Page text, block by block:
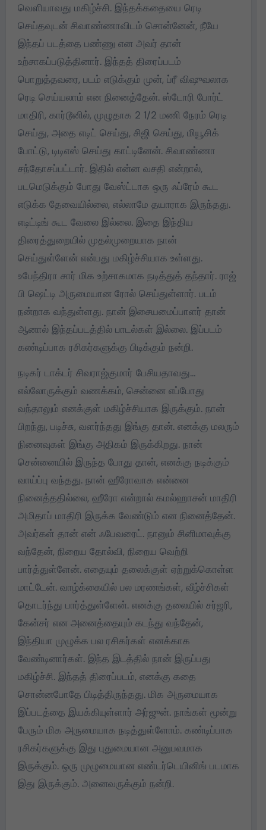
வெளியாவது மகிழ்ச்சி. இந்தக்கதையை ரெடி
செய்தவுடன் சிவாண்ணாவிடம் சொன்னேன், நீயே
இந்தப் படத்தை பண்ணு என அவர் தான்
உற்சாகப்படுத்தினார். இந்தத் திரைப்படம்
பொறுத்தவரை, படம் எடுக்கும் முன், ப்ரீ விஷுவலாக
ரெடி செய்யலாம் என நினைத்தேன். ஸ்டோரி போர்ட்
மாதிரி, கார்டூனில், முழுதாக 2 1/2 மணி நேரம் ரெடி
செய்து, அதை எடிட் செய்து, சிஜி செய்து, மியூசிக்
போட்டு, டிடிஎஸ் செய்து காட்டினேன். சிவாண்ணா
சந்தோசப்பட்டார். இதில் என்ன வசதி என்றால்,
படமெடுக்கும் போது வேஸ்ட்டாக ஒரு ஃப்ரேம் கூட
எடுக்க தேவையில்லை, எல்லாமே தயாராக இருந்தது.
எடிட்டிங் கூட வேலை இல்லை. இதை இந்திய
திரைத்துறையில் முதல்முறையாக நான்
செய்துள்ளேன் என்பது மகிழ்ச்சியாக உள்ளது.
உபேந்திரா சார் மிக உற்சாகமாக நடித்துத் தந்தார். ராஜ்
பி ஷெட்டி அருமையான ரோல் செய்துள்ளார். படம்
நன்றாக வந்துள்ளது. நான் இசையமைப்பாளர் தான்
ஆனால் இந்தப்படத்தில் பாடல்கள் இல்லை. இப்படம்
கண்டிப்பாக ரசிகர்களுக்கு பிடிக்கும் நன்றி.
நடிகர் டாக்டர் சிவராஜ்குமார் பேசியதாவது…
எல்லோருக்கும் வணக்கம், சென்னை எப்போது
வந்தாலும் எனக்குள் மகிழ்ச்சியாக இருக்கும். நான்
பிறந்து, படிச்சு, வளர்ந்தது இங்கு தான். எனக்கு மலரும்
நினைவுகள் இங்கு அதிகம் இருக்கிறது. நான்
சென்னையில் இருந்த போது தான், எனக்கு நடிக்கும்
வாய்ப்பு வந்தது. நான் ஹீரோவாக என்னை
நினைத்ததில்லை, ஹீரோ என்றால் கமல்ஹாசன் மாதிரி
அமிதாப் மாதிரி இருக்க வேண்டும் என நினைத்தேன்.
அவர்கள் தான் என் ஃபேவரைட். நானும் சினிமாவுக்கு
வந்தேன், நிறைய தோல்வி, நிறைய வெற்றி
பார்த்துள்ளேன். எதையும் தலைக்குள் ஏற்றுக்கொள்ள
மாட்டேன். வாழ்க்கையில் பல மரணங்கள், வீழ்ச்சிகள்
தொடர்ந்து பார்த்துள்ளேன். எனக்கு தலையில் சர்ஜரி,
கேன்சர் என அனைத்தையும் கடந்து வந்தேன்,
இந்தியா முழுக்க பல ரசிகர்கள் எனக்காக
வேண்டினார்கள். இந்த இடத்தில் நான் இருப்பது
மகிழ்ச்சி. இந்தத் திரைப்படம், எனக்கு கதை
சொன்னபோதே பிடித்திருந்தது. மிக அருமையாக
இப்படத்தை இயக்கியுள்ளார் அர்ஜுன். நாங்கள் மூன்று
பேரும் மிக அருமையாக நடித்துள்ளோம். கண்டிப்பாக
ரசிகர்களுக்கு இது புதுமையான அனுபவமாக
இருக்கும். ஒரு முழுமையான எண்டர்டெயினிங் படமாக
இது இருக்கும். அனைவருக்கும் நன்றி.